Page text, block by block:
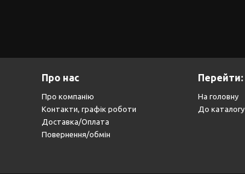
Про нас
Про компанію
Контакти, графік роботи
Доставка/Оплата
Повернення/обмін
Перейти:
На головну
До каталогу